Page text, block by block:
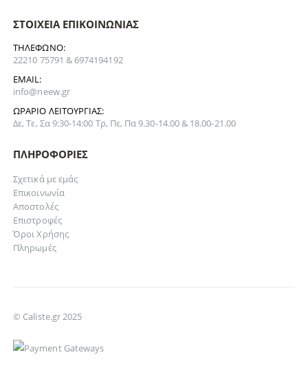
ΣΤΟΙΧΕΊΑ ΕΠΙΚΟΙΝΩΝΊΑΣ
ΤΗΛΈΦΩΝΟ:
22210 75791 & 6974194192
EMAIL:
info@neew.gr
ΩΡΆΡΙΟ ΛΕΙΤΟΥΡΓΊΑΣ:
Δε, Τε, Σα 9:30-14:00 Τρ, Πε, Πα 9.30-14.00 & 18.00-21.00
ΠΛΗΡΟΦΟΡΊΕΣ
Σχετικά με εμάς
Επικοινωνία
Αποστολές
Επιστροφές
Όροι Χρήσης
Πληρωμές
© Caliste.gr 2025